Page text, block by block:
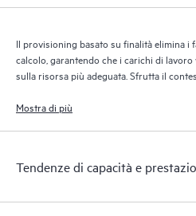
Il provisioning basato su finalità elimina i
calcolo, garantendo che i carichi di
sulla risorsa più adeguata. Sfrutta il
archiviazione dei dati, il tutto
Mostra di più
Tendenze di capacità e